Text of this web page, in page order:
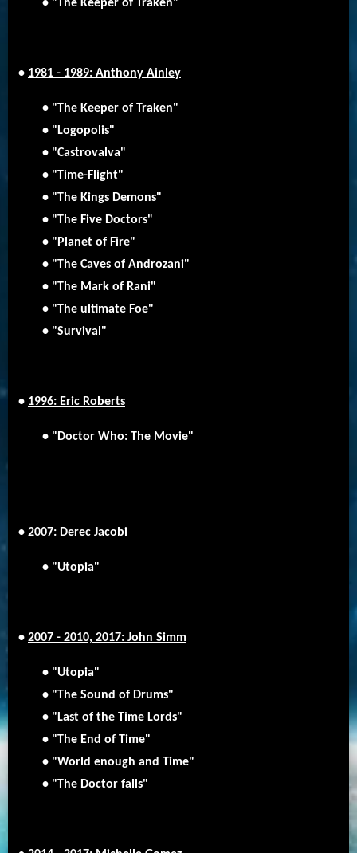
• "The Keeper of Traken"
• 1981 - 1989: Anthony Ainley
• "The Keeper of Traken"
• "Logopolis"
• "Castrovalva"
• "Time-Flight"
• "The Kings Demons"
• "The Five Doctors"
• "Planet of Fire"
• "The Caves of Androzani"
• "The Mark of Rani"
• "The ultimate Foe"
• "Survival"
• 1996: Eric Roberts
• "Doctor Who: The Movie"
• 2007: Derec Jacobi
• "Utopia"
• 2007 - 2010, 2017: John Simm
• "Utopia"
• "The Sound of Drums"
• "Last of the Time Lords"
• "The End of Time"
• "World enough and Time"
• "The Doctor falls"